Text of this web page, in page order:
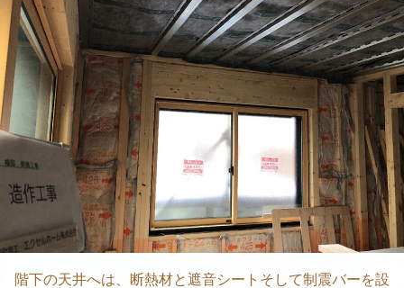
階下の天井へは、断熱材と遮音シートそして制震バーを設